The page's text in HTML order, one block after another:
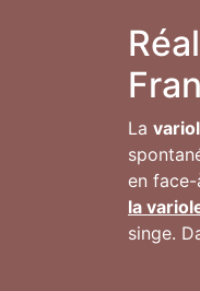
La
en
la
singe.